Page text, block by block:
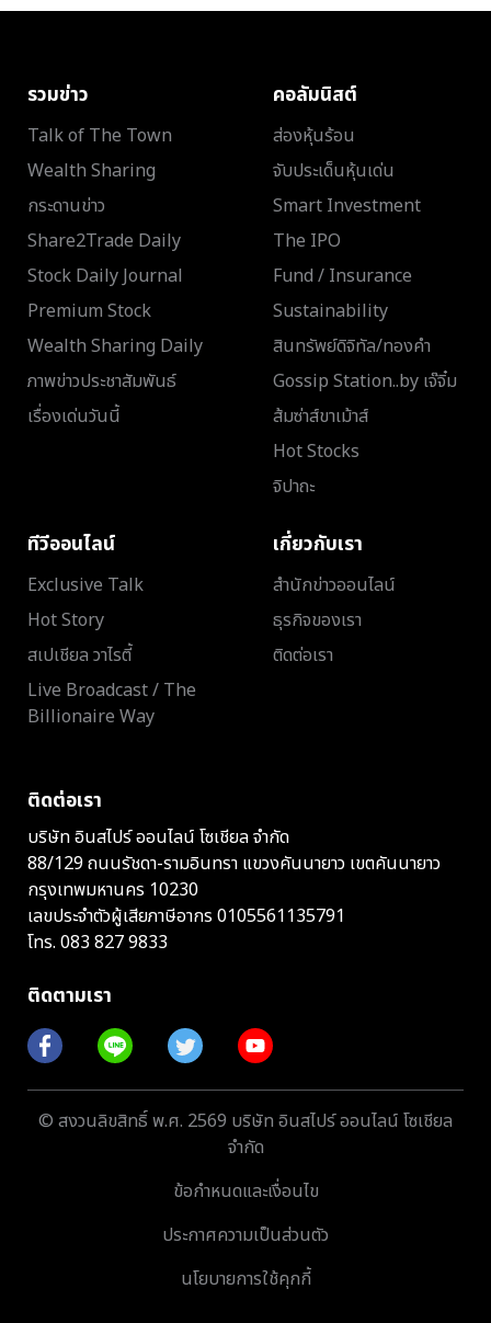
รวมข่าว
Talk of The Town
Wealth Sharing
กระดานข่าว
Share2Trade Daily
Stock Daily Journal
Premium Stock
Wealth Sharing Daily
ภาพข่าวประชาสัมพันธ์
เรื่องเด่นวันนี้
คอลัมนิสต์
ส่องหุ้นร้อน
จับประเด็นหุ้นเด่น
Smart Investment
The IPO
Fund / Insurance
Sustainability
สินทรัพย์ดิจิทัล/ทองคำ
Gossip Station..by เจ๊จิ๋ม
ส้มซ่าส์ขาเม้าส์
Hot Stocks
จิปาถะ
ทีวีออนไลน์
Exclusive Talk
Hot Story
สเปเชียล วาไรตี้
Live Broadcast / The
Billionaire Way
เกี่ยวกับเรา
สำนักข่าวออนไลน์
ธุรกิจของเรา
ติดต่อเรา
ติดต่อเรา
บริษัท อินสไปร์ ออนไลน์ โซเชียล จำกัด
88/129 ถนนรัชดา-รามอินทรา แขวงคันนายาว เขตคันนายาว
กรุงเทพมหานคร 10230
เลขประจำตัวผู้เสียภาษีอากร 0105561135791
โทร. 083 827 9833
ติดตามเรา
© สงวนลิขสิทธิ์ พ.ศ. 2569 บริษัท อินสไปร์ ออนไลน์ โซเชียล
จำกัด
ข้อกำหนดและเงื่อนไข
ประกาศความเป็นส่วนตัว
นโยบายการใช้คุกกี้